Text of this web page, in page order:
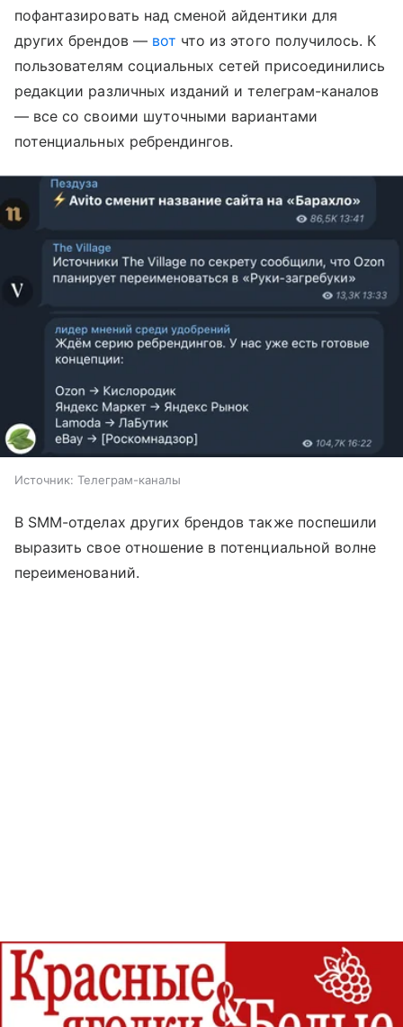
пофантазировать над сменой айдентики для
других брендов — вот что из этого получилось. К
пользователям социальных сетей присоединились
редакции различных изданий и телеграм-каналов
— все со своими шуточными вариантами
потенциальных ребрендингов.
Источник: Телеграм-каналы
В SMM-отделах других брендов также поспешили
выразить свое отношение в потенциальной волне
переименований.